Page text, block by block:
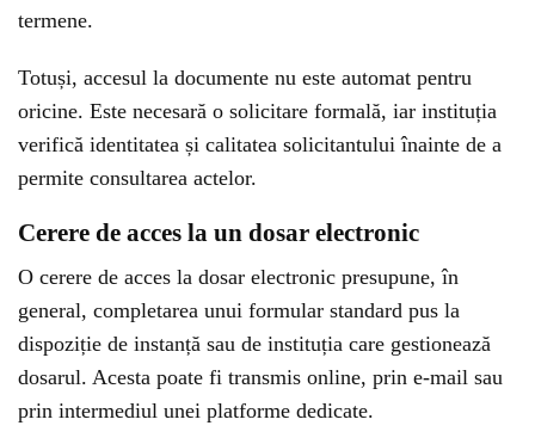
termene.
Totuși, accesul la documente nu este automat pentru
oricine. Este necesară o solicitare formală, iar instituția
verifică identitatea și calitatea solicitantului înainte de a
permite consultarea actelor.
Cerere de acces la un dosar electronic
O cerere de acces la dosar electronic presupune, în
general, completarea unui formular standard pus la
dispoziție de instanță sau de instituția care gestionează
dosarul. Acesta poate fi transmis online, prin e-mail sau
prin intermediul unei platforme dedicate.